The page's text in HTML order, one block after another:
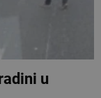
u